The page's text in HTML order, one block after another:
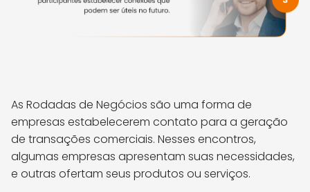
As Rodadas de Negócios são uma forma de
empresas estabelecerem contato para a geração
de transações comerciais. Nesses encontros,
algumas empresas apresentam suas necessidades,
e outras ofertam seus produtos ou serviços.